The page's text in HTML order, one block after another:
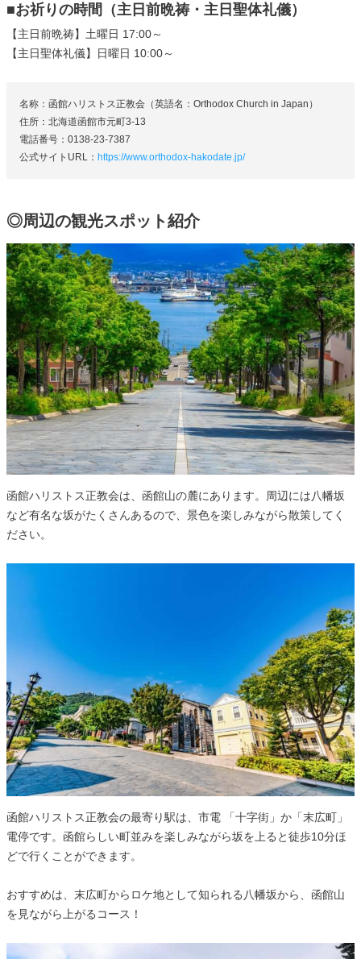
■お祈りの時間（主日前晩祷・主日聖体礼儀）
【​主日前晩祷】土曜日 17:00～
【主日聖体礼儀】日曜日 10:00～
名称：函館ハリストス正教会（英語名：Orthodox Church in Japan）
住所：北海道函館市元町3-13
電話番号：0138-23-7387
公式サイトURL： https://www.orthodox-hakodate.jp/
◎周辺の観光スポット紹介
函館ハリストス正教会は、函館山の麓にあります。周辺には八幡坂
など有名な坂がたくさんあるので、景色を楽しみながら散策してく
ださい。
函館ハリストス正教会の最寄り駅は、市電 「十字街」か「末広町」
電停です。函館らしい町並みを楽しみながら坂を上ると徒歩10分ほ
どで行くことができます。
おすすめは、末広町からロケ地として知られる八幡坂から、函館山
を見ながら上がるコース！